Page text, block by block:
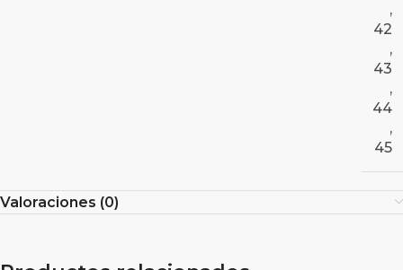
,
42
,
43
,
44
,
45
Valoraciones (0)